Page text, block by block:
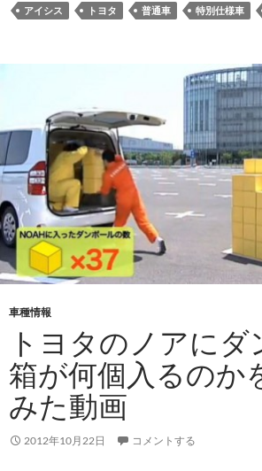
アイシス トヨタ 普通車 特別仕様車
車種情報
トヨタのノアにダ
箱が何個入るのか
みた動画
2012年10月22日 コメントする